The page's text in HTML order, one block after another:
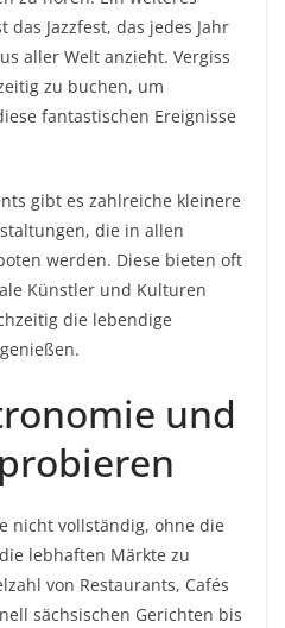
Jazzfest, das jedes Jahr
aller Welt anzieht. Vergiss
zu buchen, um
fantastischen Ereignisse
gibt es zahlreiche kleinere
die in allen
werden. Diese bieten oft
Künstler und Kulturen
die lebendige
und
nicht vollständig, ohne die
lebhaften Märkte zu
von Restaurants, Cafés
sächsischen Gerichten bis